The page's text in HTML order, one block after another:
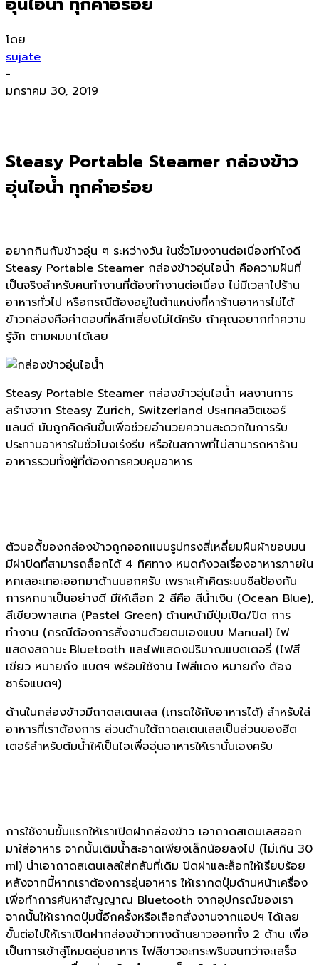
โดย
sujate
-
มกราคม 30, 2019
Steasy Portable Steamer กล่องข้าว
อุ่นไอน้ำ ทุกคำอร่อย
อยากกินกับข้าวอุ่น ๆ ระหว่างวัน ในชั่วโมงงานต่อเนื่องทำไงดี
Steasy Portable Steamer กล่องข้าวอุ่นไอน้ำ คือความฝันที่
เป็นจริงสำหรับคนทำงานที่ต้องทำงานต่อเนื่อง ไม่มีเวลาไปร้าน
อาหารทั่วไป หรือกรณีต้องอยู่ในตำแหน่งที่หาร้านอาหารไม่ได้
ข้าวกล่องคือคำตอบที่หลีกเลี่ยงไม่ได้ครับ ถ้าคุณอยากทำความ
รู้จัก ตามผมมาได้เลย
Steasy Portable Steamer กล่องข้าวอุ่นไอน้ำ ผลงานการ
สร้างจาก Steasy Zurich, Switzerland ประเทศสวิตเซอร์
แลนด์ มันถูกคิดค้นขึ้นเพื่อช่วยอำนวยความสะดวกในการรับ
ประทานอาหารในชั่วโมงเร่งรีบ หรือในสภาพที่ไม่สามารถหาร้าน
อาหารรวมทั้งผู้ที่ต้องการควบคุมอาหาร
ตัวบอดี้ของกล่องข้าวถูกออกแบบรูปทรงสี่เหลี่ยมผืนผ้าขอบมน
มีฝาปิดที่สามารถล็อกได้ 4 ทิศทาง หมดกังวลเรื่องอาหารภายใน
หกเลอะเทอะออกมาด้านนอกครับ เพราะเค้าคิดระบบซีลป้องกัน
การหกมาเป็นอย่างดี มีให้เลือก 2 สีคือ สีน้ำเงิน (Ocean Blue),
สีเขียวพาสเทล (Pastel Green) ด้านหน้ามีปุ่มเปิด/ปิด การ
ทำงาน (กรณีต้องการสั่งงานด้วยตนเองแบบ Manual) ไฟ
แสดงสถานะ Bluetooth และไฟแสดงปริมาณแบตเตอรี่ (ไฟสี
เขียว หมายถึง แบตฯ พร้อมใช้งาน ไฟสีแดง หมายถึง ต้อง
ชาร์จแบตฯ)
ด้านในกล่องข้าวมีถาดสเตนเลส (เกรดใช้กับอาหารได้) สำหรับใส่
อาหารที่เราต้องการ ส่วนด้านใต้ถาดสเตนเลสเป็นส่วนของฮีต
เตอร์สำหรับต้มน้ำให้เป็นไอเพื่ออุ่นอาหารให้เรานั่นเองครับ
การใช้งานขั้นแรกให้เราเปิดฝากล่องข้าว เอาถาดสเตนเลสออก
มาใส่อาหาร จากนั้นเติมน้ำสะอาดเพียงเล็กน้อยลงไป (ไม่เกิน 30
ml) นำเอาถาดสเตนเลสใส่กลับที่เดิม ปิดฝาและล็อกให้เรียบร้อย
หลังจากนี้หากเราต้องการอุ่นอาหาร ให้เรากดปุ่มด้านหน้าเครื่อง
เพื่อทำการค้นหาสัญญาณ Bluetooth จากอุปกรณ์ของเรา
จากนั้นให้เรากดปุ่มนี้อีกครั้งหรือเลือกสั่งงานจากแอปฯ ได้เลย
ขั้นต่อไปให้เราเปิดฝากล่องข้าวทางด้านยาวออกทั้ง 2 ด้าน เพื่อ
เป็นการเข้าสู่โหมดอุ่นอาหาร ไฟสีขาวจะกระพริบจนกว่าจะเสร็จ